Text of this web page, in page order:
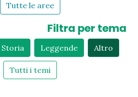
Tutte le aree
Filtra per tema
Storia Leggende Altro
Tutti i temi